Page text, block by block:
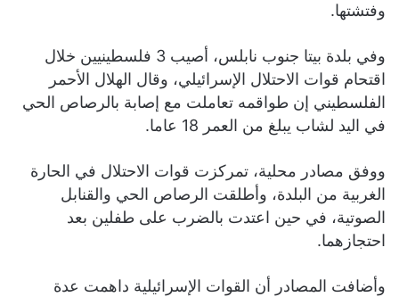
وفتشتها.
وفي بلدة بيتا جنوب نابلس، أصيب 3 فلسطينيين خلال
اقتحام قوات الاحتلال الإسرائيلي، وقال الهلال الأحمر
الفلسطيني إن طواقمه تعاملت مع إصابة بالرصاص الحي
في اليد لشاب يبلغ من العمر 18 عاما.
ووفق مصادر محلية، تمركزت قوات الاحتلال في الحارة
الغربية من البلدة، وأطلقت الرصاص الحي والقنابل
الصوتية، في حين اعتدت بالضرب على طفلين بعد
احتجازهما.
وأضافت المصادر أن القوات الإسرائيلية داهمت عدة